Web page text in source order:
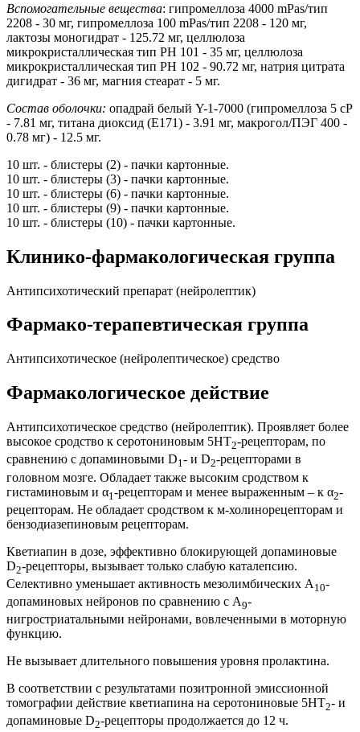
Вспомогательные вещества: гипромеллоза 4000 mPas/тип
2208 - 30 мг, гипромеллоза 100 mPas/тип 2208 - 120 мг,
лактозы моногидрат - 125.72 мг, целлюлоза
микрокристаллическая тип PH 101 - 35 мг, целлюлоза
микрокристаллическая тип PH 102 - 90.72 мг, натрия цитрата
дигидрат - 36 мг, магния стеарат - 5 мг.
Состав оболочки: опадрай белый Y-1-7000 (гипромеллоза 5 сР
- 7.81 мг, титана диоксид (E171) - 3.91 мг, макрогол/ПЭГ 400 -
0.78 мг) - 12.5 мг.
10 шт. - блистеры (2) - пачки картонные.
10 шт. - блистеры (3) - пачки картонные.
10 шт. - блистеры (6) - пачки картонные.
10 шт. - блистеры (9) - пачки картонные.
10 шт. - блистеры (10) - пачки картонные.
Клинико-фармакологическая группа
Антипсихотический препарат (нейролептик)
Фармако-терапевтическая группа
Антипсихотическое (нейролептическое) средство
Фармакологическое действие
Антипсихотическое средство (нейролептик). Проявляет более
высокое сродство к серотониновым 5HT2-рецепторам, по
сравнению с допаминовыми D1- и D2-рецепторами в
головном мозге. Обладает также высоким сродством к
гистаминовым и α1 -рецепторам и менее выраженным – к α2-
рецепторам. Не обладает сродством к м-холинорецепторам и
бензодиазепиновым рецепторам.
Кветиапин в дозе, эффективно блокирующей допаминовые
D2-рецепторы, вызывает только слабую каталепсию.
Селективно уменьшает активность мезолимбических A 10-
допаминовых нейронов по сравнению с A9-
нигростриатальными нейронами, вовлеченными в моторную
функцию.
Не вызывает длительного повышения уровня пролактина.
В соответствии с результатами позитронной эмиссионной
томографии действие кветиапина на серотониновые 5HT2- и
допаминовые D2-рецепторы продолжается до 12 ч.